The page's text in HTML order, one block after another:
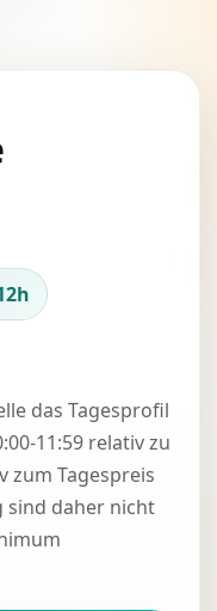
das Tagesprofil
11:59 relativ zu
zum Tagespreis
sind daher nicht